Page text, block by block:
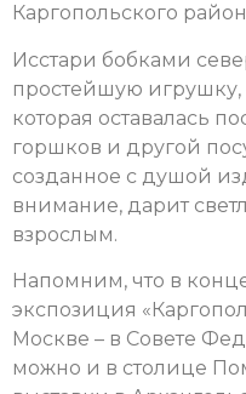
Каргопольского
Исстари бобками
простейшую
которая оставалась
горшков и другой
созданное с душой
внимание, дарит
взрослым.
Напомним, что в
экспозиция
Москве – в Совете
можно и в столице